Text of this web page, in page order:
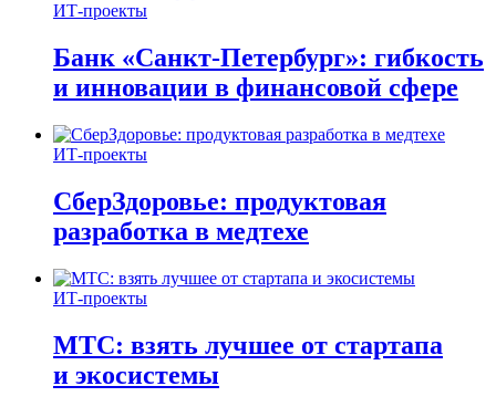
ИТ-проекты
Банк «Санкт-Петербург»: гибкость
и инновации в финансовой сфере
ИТ-проекты
СберЗдоровье: продуктовая
разработка в медтехе
ИТ-проекты
МТС: взять лучшее от стартапа
и экосистемы